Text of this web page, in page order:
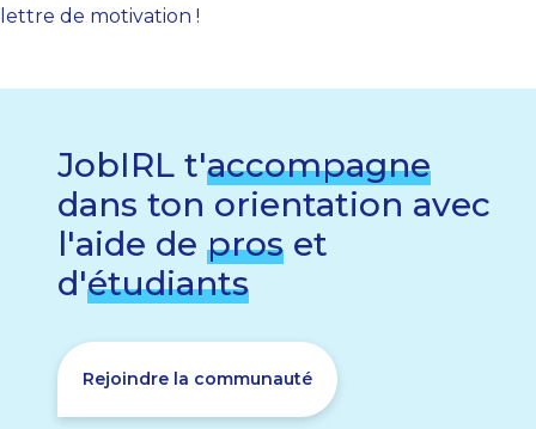
lettre de motivation !
JobIRL t'accompagne
dans ton orientation avec
l'aide de pros et
d'étudiants
Rejoindre la communauté